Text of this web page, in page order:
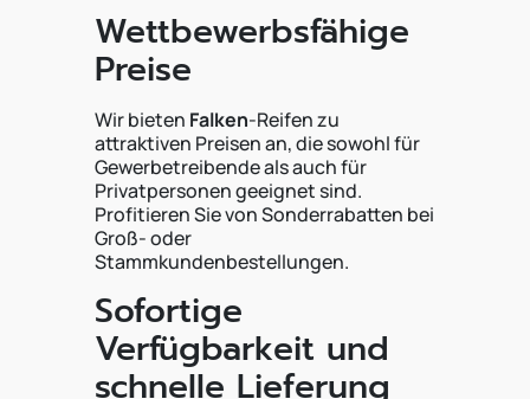
Wettbewerbsfähige
Preise
Wir bieten Falken-Reifen zu
attraktiven Preisen an, die sowohl für
Gewerbetreibende als auch für
Privatpersonen geeignet sind.
Profitieren Sie von Sonderrabatten bei
Groß- oder
Stammkundenbestellungen.
Sofortige
Verfügbarkeit und
schnelle Lieferung